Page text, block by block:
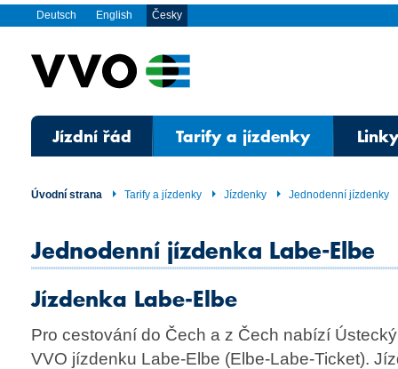
Deutsch English Česky
Jízdní řád Tarify a jízdenky
Úvodní strana Tarify a jízdenky Jízdenky Jednodenní jízdenky
Jednodenní jízdenka Labe-Elbe
Jízdenka Labe-Elbe
Pro cestování do Čech a z Čech nabízí
VVO jízdenku Labe-Elbe (Elbe-Labe-Ticket).